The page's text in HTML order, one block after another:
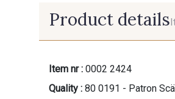
Product details
Item nr : 0002 2424
Quality : 80 0191 - Patron